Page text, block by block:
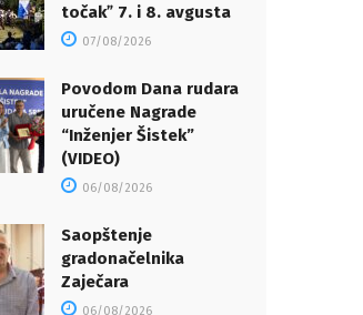
točakˮ 7. i 8. avgusta
07/08/2026
Povodom Dana rudara
uručene Nagrade
“Inženjer Šistek”
(VIDEO)
06/08/2026
Saopštenje
gradonačelnika
Zaječara
06/08/2026